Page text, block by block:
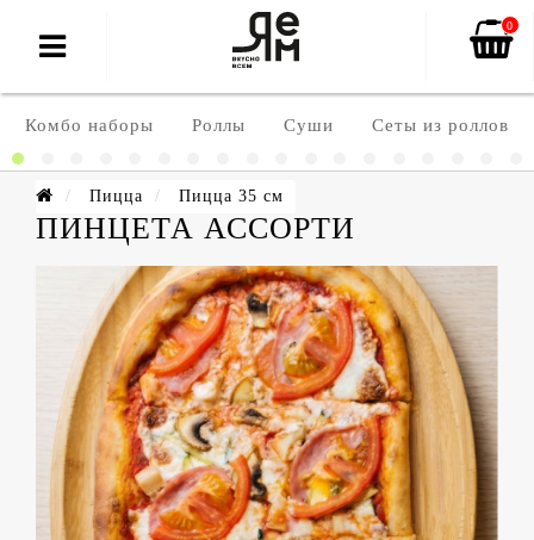
0
Комбо наборы Роллы Суши Сеты из роллов
Пицца Пицца 35 см
ПИНЦЕТА АССОРТИ